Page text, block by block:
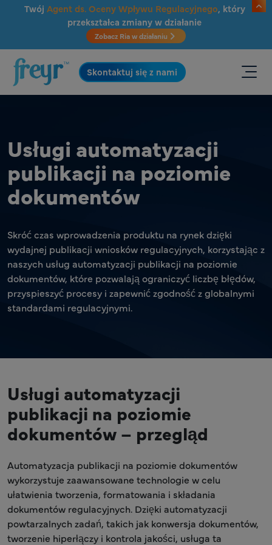
Przejdź do głównej treści
Twój Agent ds. Oceny Wpływu Regulacyjnego, który
przekształca zmiany w działanie
Zobacz Ria w działaniu
.
Skontaktuj się z nami
Usługi automatyzacji
publikacji na poziomie
dokumentów
Skróć czas wprowadzenia produktu na rynek dzięki
wydajnej publikacji wniosków regulacyjnych, korzystając z
naszych usług automatyzacji publikacji na poziomie
dokumentów, które pozwalają ograniczyć liczbę błędów,
przyspieszyć procesy i zapewnić zgodność z globalnymi
standardami regulacyjnymi.
Usługi automatyzacji
publikacji na poziomie
dokumentów – przegląd
Automatyzacja publikacji na poziomie dokumentów
wykorzystuje zaawansowane technologie w celu
ułatwienia tworzenia, formatowania i składania
dokumentów regulacyjnych. Dzięki automatyzacji
powtarzalnych zadań, takich jak konwersja dokumentów,
tworzenie hiperłączy i kontrola jakości, usługa ta